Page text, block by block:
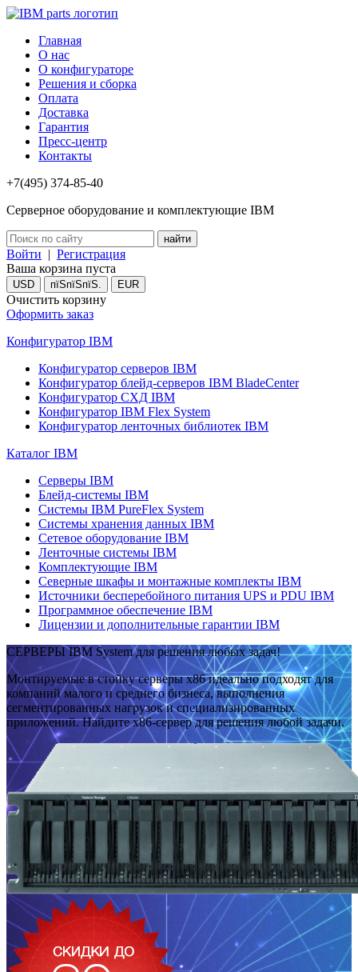
Главная
О нас
О конфигураторе
Решения и сборка
Оплата
Доставка
Гарантия
Пресс-центр
Контакты
+7(495) 374-85-40
Серверное оборудование и комплектующие IBM
Войти | Регистрация
Ваша корзина пуста
USD пїЅпїЅпїЅ. EUR
Очистить корзину
Оформить заказ
Конфигуратор IBM
Конфигуратор серверов IBM
Конфигуратор блейд-серверов IBM BladeCenter
Конфигуратор СХД IBM
Конфигуратор IBM Flex System
Конфигуратор ленточных библиотек IBM
Каталог IBM
Серверы IBM
Блейд-системы IBM
Системы IBM PureFlex System
Системы хранения данных IBM
Сетевое оборудование IBM
Ленточные системы IBM
Комплектующие IBM
Северные шкафы и монтажные комплекты IBM
Источники бесперебойного питания UPS и PDU IBM
Программное обеспечение IBM
Лицензии и дополнительные гарантии IBM
СЕРВЕРЫ IBM System для решения любых задач!
Монтируемые в стойку серверы x86 идеально подходят для
компаний малого и среднего бизнеса, выполнения
сегментированных нагрузок и специализированных
приложений. Найдите x86-сервер для решения любой задачи.